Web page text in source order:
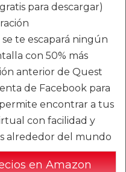
para descargar)
te escapará ningún
con 50% más
anterior de Quest
de Facebook para
encontrar a tus
con facilidad y
alrededor del mundo
en Amazon